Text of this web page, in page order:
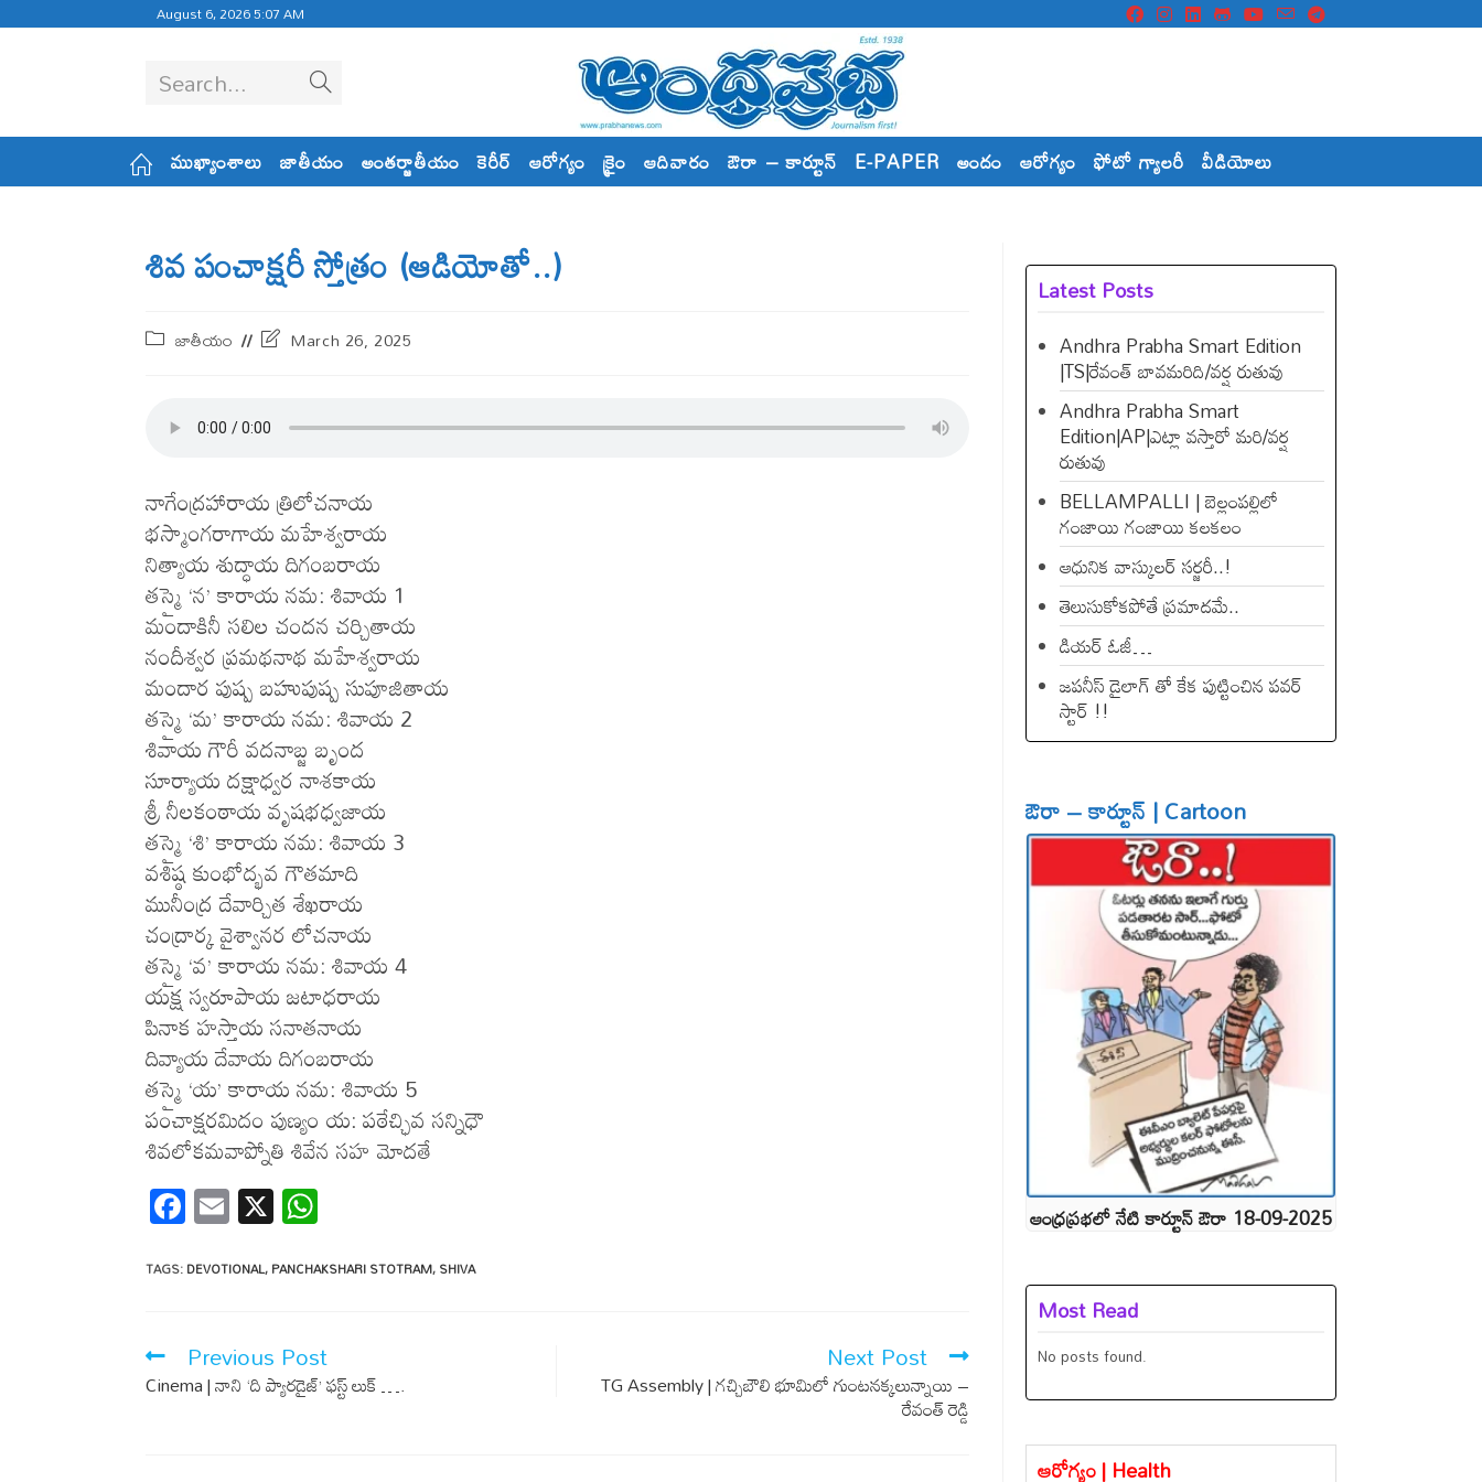
August 6, 2026 5:07 AM
Search...
ముఖ్యాంశాలు జాతీయం అంతర్జాతీయం కెరీర్ ఆరోగ్యం క్రైం ఆదివారం ఔరా – కార్టూన్ E-PAPER అందం ఆరోగ్యం ఫోటో గ్యాలరీ వీడియోలు
శివ పంచాక్షరీ స్తోత్రం (ఆడియోతో..)
జాతీయం March 26, 2025
నాగేంద్రహారాయ త్రిలోచనాయ
భస్మాంగరాగాయ మహేశ్వరాయ
నిత్యాయ శుద్ధాయ దిగంబరాయ
తస్మై ‘న’ కారాయ నమ: శివాయ 1
మందాకినీ సలిల చందన చర్చితాయ
నందీశ్వర ప్రమథనాథ మహేశ్వరాయ
మందార పుష్ప బహుపుష్ప సుపూజితాయ
తస్మై ‘మ’ కారాయ నమ: శివాయ 2
శివాయ గౌరీ వదనాబ్జ బృంద
సూర్యాయ దక్షాధ్వర నాశకాయ
శ్రీ నీలకంఠాయ వృషభధ్వజాయ
తస్మై ‘శి’ కారాయ నమ: శివాయ 3
వశిష్ఠ కుంభోద్భవ గౌతమాది
మునీంద్ర దేవార్చిత శేఖరాయ
చంద్రార్క వైశ్వానర లోచనాయ
తస్మై ‘వ’ కారాయ నమ: శివాయ 4
యక్ష స్వరూపాయ జటాధరాయ
పినాక హస్తాయ సనాతనాయ
దివ్యాయ దేవాయ దిగంబరాయ
తస్మై ‘య’ కారాయ నమ: శివాయ 5
పంచాక్షరమిదం పుణ్యం య: పఠేచ్ఛివ సన్నిధౌ
శివలోకమవాప్నోతి శివేన సహ మోదతే
F
ac
e
o
o
E
m
ail
X
at
A
p
p
TAGS:DEVOTIONAL,PANCHAKSHARI STOTRAM,SHIVA
Previous Post
Cinema | నాని ‘ది ప్యార‌డైజ్’ ఫ‌స్ట్ లుక్ ….
Next Post
TG Assembly | గ‌చ్చిబౌలి భూమిలో గుంట‌నక్క‌లున్నాయి –
రేవంత్ రెడ్డి
Latest Posts
Andhra Prabha Smart Edition
|TS|రేవంత్​ బావమరిది/వర్ష రుతువు
Andhra Prabha Smart
Edition|AP|ఎట్లా వస్తారో మరి/వర్ష
రుతువు
BELLAMPALLI | బెల్లంపల్లిలో
గంజాయి గంజాయి కలకలం
ఆధునిక వాస్కులర్ సర్జరీ..!
తెలుసుకోకపోతే ప్రమాదమే..
డియ‌ర్ ఓజీ…
జపనీస్ డైలాగ్ తో కేక పుట్టించిన ప‌వ‌ర్
స్టార్ !!
ఔరా – కార్టూన్ | Cartoon
ఆంధ్రప్రభలో నేటి కార్టూన్ ఔరా 18-09-2025
Most Read
No posts found.
ఆరోగ్యం | Health